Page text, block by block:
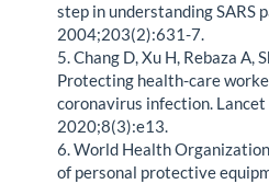
step in understanding SARS
2004;203(2):631-7.
5. Chang D, Xu H, Rebaza A,
Protecting health-care
coronavirus infection.
2020;8(3):e13.
6. World Health
of personal protective